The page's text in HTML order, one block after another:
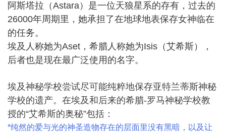
阿斯塔拉（Astara）是一位天狼星系的存有，过去的
26000年周期里，她承担了在地球地表保存女神临在
的任务。
埃及人称她为Aset，希腊人称她为Isis（艾希斯），
后者也是现在最广泛使用的名字。
埃及神秘学校尝试尽可能纯粹地保存亚特兰蒂斯神秘
学校的遗产。在埃及和后来的希腊-罗马神秘学校教
授的“艾希斯的奥秘”包括：
*纯然的爱与光的神圣造物存在的层面里没有黑暗，以及让